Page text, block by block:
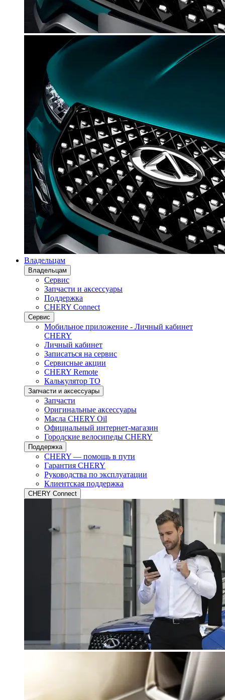
Владельцам
Владельцам
Сервис
Запчасти и аксессуары
Поддержка
CHERY Connect
Сервис
Мобильное приложение - Личный кабинет
CHERY
Личный кабинет
Записаться на сервис
Сервисные акции
CHERY Remote
Калькулятор ТО
Запчасти и аксессуары
Запчасти
Оригинальные аксессуары
Масла CHERY Oil
Официальный интернет-магазин
Городские велосипеды CHERY
Поддержка
CHERY — помощь в пути
Гарантия CHERY
Руководства по эксплуатации
Клиентская поддержка
CHERY Connect